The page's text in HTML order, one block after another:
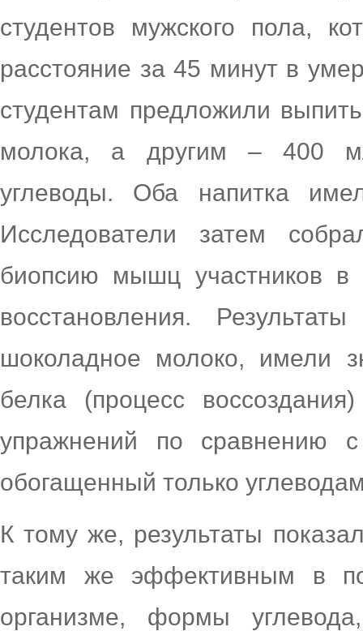
студентов мужского пола,
расстояние за 45 минут в
студентам предложили
молока, а другим – 400
углеводы. Оба напитка
Исследователи затем
биопсию мышц участников в
восстановления.
шоколадное молоко, имели
белка (процесс
упражнений по сравнению
обогащенный только
К тому же, результаты
таким же эффективным в
организме, формы